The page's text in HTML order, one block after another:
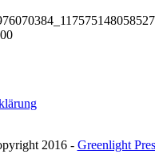
2016 - Greenlight